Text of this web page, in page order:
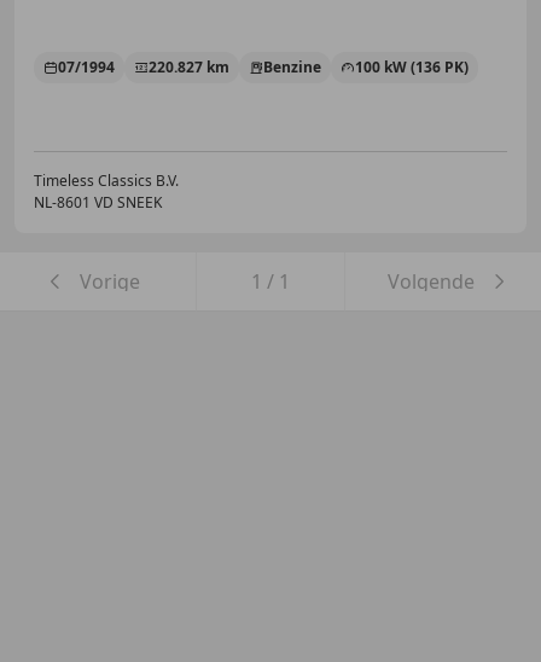
07/1994 220.827 km Benzine 100 kW (136 PK)
Timeless Classics B.V.
NL-8601 VD SNEEK
Vorige 1 / 1 Volgende